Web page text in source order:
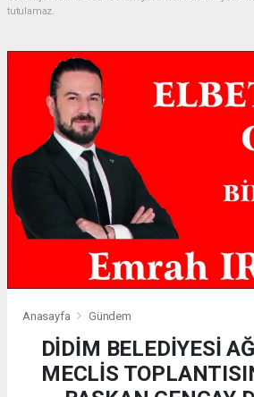
tutulamaz.
Anasayfa Gündem
DİDİM BELEDİYESİ
MECLİS